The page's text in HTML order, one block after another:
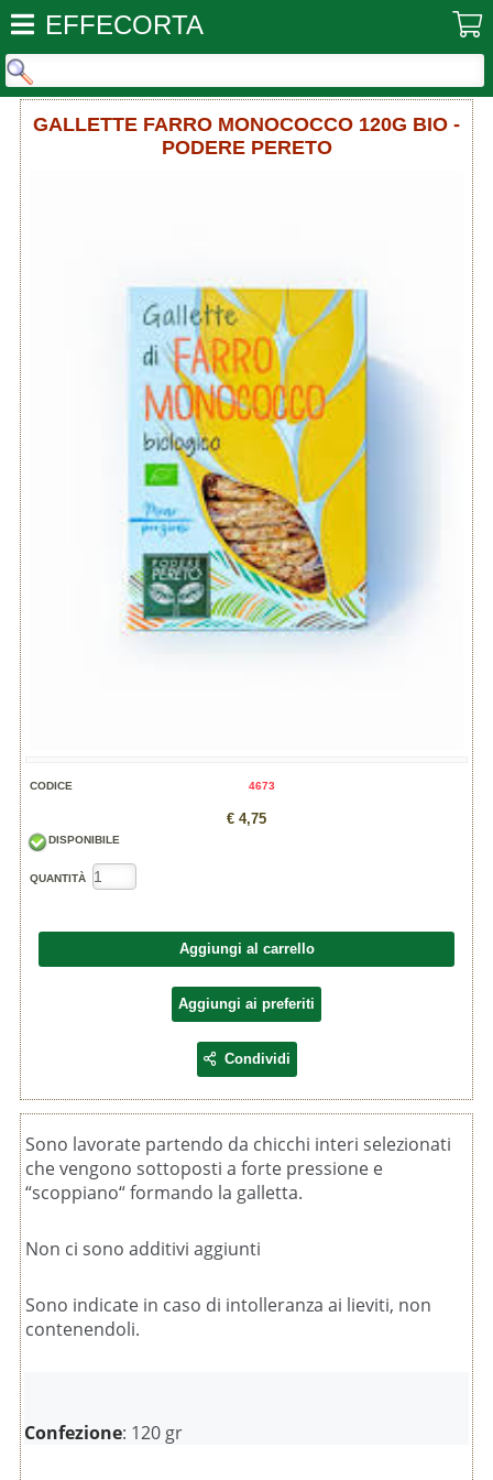
EFFECORTA
GALLETTE FARRO MONOCOCCO 120G BIO -
PODERE PERETO
CODICE 4673
€ 4,75
DISPONIBILE
QUANTITÀ
Aggiungi al carrello
Aggiungi ai preferiti
Condividi
Sono lavorate partendo da chicchi interi selezionati
che vengono sottoposti a forte pressione e
“scoppiano“ formando la galletta.
Non ci sono additivi aggiunti
Sono indicate in caso di intolleranza ai lieviti, non
contenendoli.
Confezione: 120 gr